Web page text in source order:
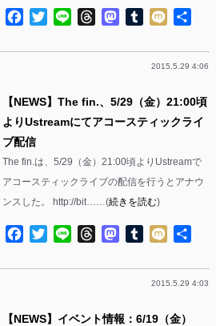
Facebook
TwitterLine ThreadsMastodon
Tumblr
Mixi
2015.5.29 4:06
【NEWS】The fin.、5/29（金）21:00頃
よりUstreamにてアコースティックライ
ブ配信
The fin.は、5/29（金）21:00頃よりUstreamで
アコースティックライブの配信を行うとアナウ
ンスした。 http://bit……(続きを読む)
Facebook
TwitterLine ThreadsMastodon
Tumblr
Mixi
2015.5.29 4:03
【NEWS】イベント情報：6/19（金）